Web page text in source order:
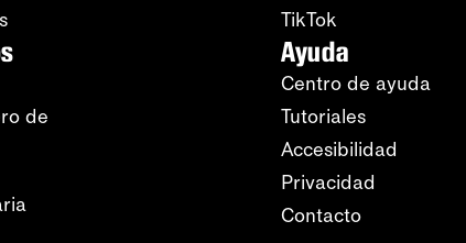
de
TikTok
Ayuda
Centro de ayuda
Tutoriales
Accesibilidad
Privacidad
Contacto